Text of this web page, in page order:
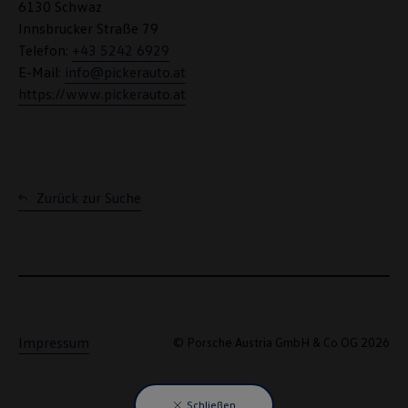
Schließen
6130 Schwaz
Innsbrucker Straße 79
Telefon: +43 5242 6929
E-Mail: info@pickerauto.at
https://www.pickerauto.at
Zurück zur Suche
Impressum © Porsche Austria GmbH & Co OG 2026